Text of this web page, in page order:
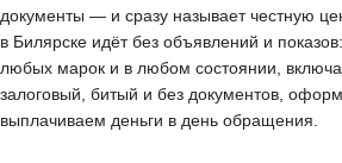
документы — и сразу называет честную
в Билярске идёт без объявлений и
любых марок и в любом состоянии,
залоговый, битый и без документов,
выплачиваем деньги в день обращения.